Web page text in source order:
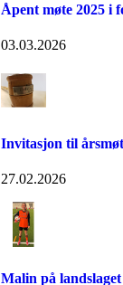
Åpent møte 2025 i
03.03.2026
Invitasjon til
27.02.2026
Malin på landslaget